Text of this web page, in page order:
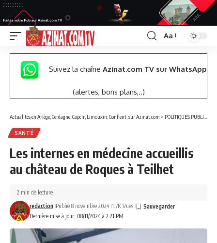
Font
Resizer
Aa
Suivez la chaîne Azinat.com TV sur WhatsApp
(alertes, bons plans,..)
Actualités en Ariège, Cerdagne, Capcir, Limouxin, Conflent, sur Azinat.com > POLITIQUES PUBLIQUES
SANTÉ
Les internes en médecine accueillis
au château de Roques à Teilhet
Dernière mise à jour: 08/11/2024 à 2:21 PM
redaction Publié 8 novembre 2024 1.7K Vues
2 min de lecture